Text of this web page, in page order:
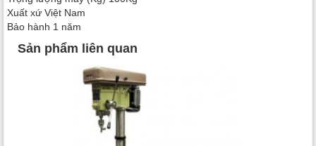
Xuất xứ Việt Nam
Bảo hành 1 năm
Sản phẩm liên quan